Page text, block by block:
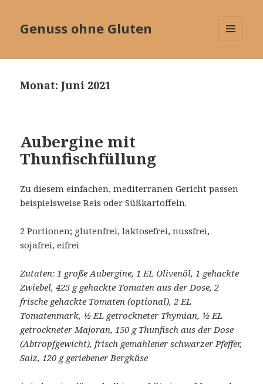
Genuss ohne Gluten
Monat:Juni 2021
Aubergine mit
Thunfischfüllung
Zu diesem einfachen, mediterranen Gericht passen
beispielsweise Reis oder Süßkartoffeln.
2 Portionen; glutenfrei, laktosefrei, nussfrei,
sojafrei, eifrei
Zutaten: 1 große Aubergine, 1 EL Olivenöl, 1 gehackte
Zwiebel, 425 g gehackte Tomaten aus der Dose, 2
frische gehackte Tomaten (optional), 2 EL
Tomatenmark, ½ EL getrockneter Thymian, ½ EL
getrockneter Majoran, 150 g Thunfisch aus der Dose
(Abtropfgewicht), frisch gemahlener schwarzer Pfeffer,
Salz, 120 g geriebener Bergkäse